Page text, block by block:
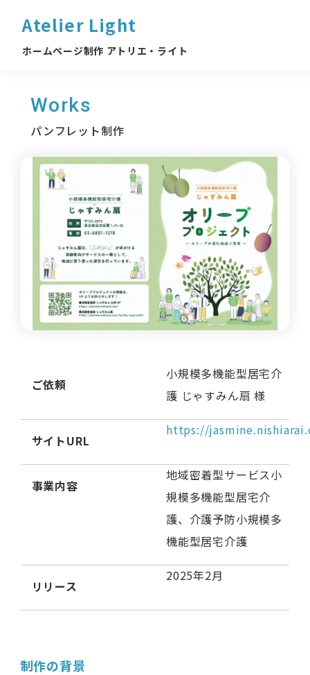
Atelier Light
ホームページ制作 アトリエ・ライト
Works
パンフレット制作
ご依頼
小規模多機能型居宅介
護 じゃすみん扇 様
サイトURL
https://
事業内容
地域密着型サービス小
規模多機能型居宅介
護、介護予防小規模多
機能型居宅介護
リリース
2025年2月
制作の背景